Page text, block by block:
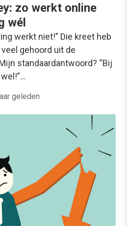
zo werkt online
wél
werkt niet!” Die kreet heb
gehoord uit de
standaardantwoord? “Bij
geleden